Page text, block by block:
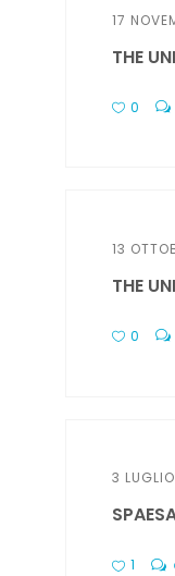
17
THE
0
13
THE
0
3
1